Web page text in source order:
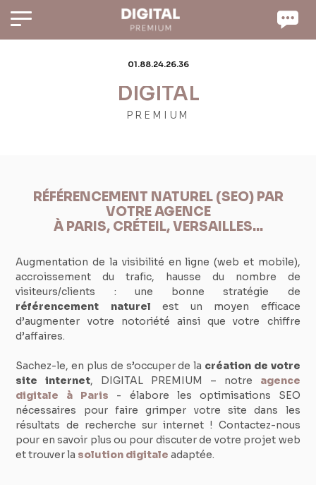
01.88.24.26.36
DIGITAL
PREMIUM
RÉFÉRENCEMENT NATUREL (SEO) PAR
VOTRE AGENCE
À PARIS, CRÉTEIL, VERSAILLES...
Augmentation de la visibilité en ligne (web et mobile),
accroissement du trafic, hausse du nombre de
visiteurs/clients : une bonne stratégie de
référencement naturel est un moyen efficace
d’augmenter votre notoriété ainsi que votre chiffre
d’affaires.
Sachez-le, en plus de s’occuper de la création de votre
site internet, DIGITAL PREMIUM – notre agence
digitale à Paris - élabore les optimisations SEO
nécessaires pour faire grimper votre site dans les
résultats de recherche sur internet ! Contactez-nous
pour en savoir plus ou pour discuter de votre projet web
et trouver la solution digitale adaptée.